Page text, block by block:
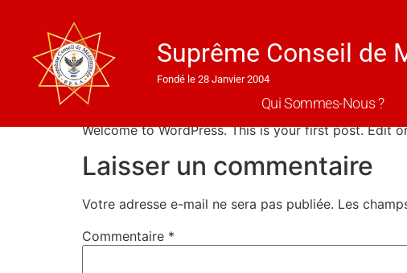
Suprême Conseil de
Fondé le 28 Janvier 2004
Qui Sommes-Nous ?
Hello world!
Welcome to WordPress. This is your first post. Edit
Laisser un commentaire
Votre adresse e-mail ne sera pas publiée. Les
Commentaire *